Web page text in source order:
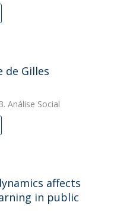
de Gilles
Análise Social
affects
in public